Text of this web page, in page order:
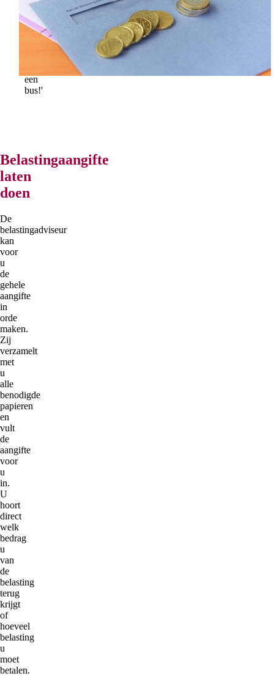
geholpen.
Het
klopt
ieder
een
bus!'
Belastingaangifte
laten
doen
De
belastingadviseur
kan
voor
u
de
gehele
aangifte
in
orde
maken.
Zij
verzamelt
met
u
alle
benodigde
papieren
en
vult
de
aangifte
voor
u
in.
U
hoort
direct
welk
bedrag
u
van
de
belasting
terug
krijgt
of
hoeveel
belasting
u
moet
betalen.